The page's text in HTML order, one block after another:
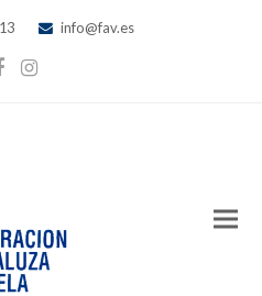
info@fav.es
Instagram